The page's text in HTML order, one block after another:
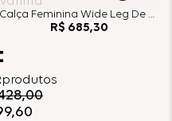
Calça Feminina Wide Leg De Pregas Em Crepe - Vanilla
R$ 685,30
produtos
,00
,60